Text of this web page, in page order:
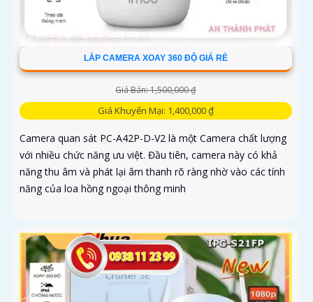
LẮP CAMERA XOAY 360 ĐỘ GIÁ RẺ
Giá Bán: 1,500,000 ₫
Giá Khuyến Mại: 1,400,000 ₫
Camera quan sát PC-A42P-D-V2 là một Camera chất lượng
với nhiều chức năng ưu việt. Đầu tiên, camera này có khả
năng thu âm và phát lại âm thanh rõ ràng nhờ vào các tính
năng của loa hồng ngoại thông minh